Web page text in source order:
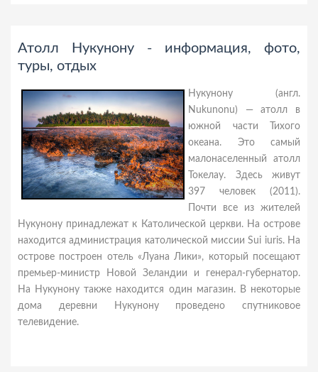
Атолл Нукунону - информация, фото,
туры, отдых
Нукунону (англ.
Nukunonu) — атолл в
южной части Тихого
океана. Это самый
малонаселенный атолл
Токелау. Здесь живут
397 человек (2011).
Почти все из жителей
Нукунону принадлежат к Католической церкви. На острове
находится администрация католической миссии Sui iuris. На
острове построен отель «Луана Лики», который посещают
премьер-министр Новой Зеландии и генерал-губернатор.
На Нукунону также находится один магазин. В некоторые
дома деревни Нукунону проведено спутниковое
телевидение.